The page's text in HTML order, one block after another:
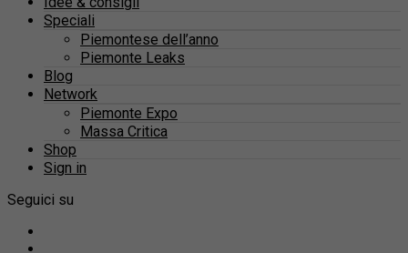
Speciali
Piemontese dell’anno
Piemonte Leaks
Blog
Network
Piemonte Expo
Massa Critica
Shop
Sign in
Seguici su